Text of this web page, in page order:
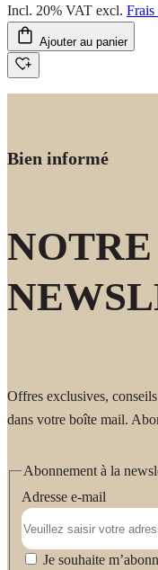
Incl. 20% VAT excl. Frais
Ajouter au panier
Bien informé
NOTRE
Offres exclusives,
dans votre boîte mail.
Abonnement à la
Adresse e-mail
Je souhaite